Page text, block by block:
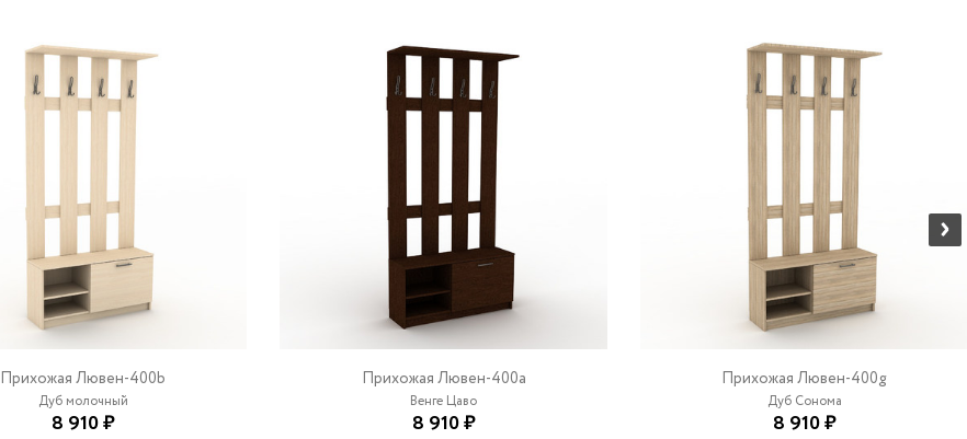
Прихожая Лювен-400b
Дуб молочный
8 910 ₽
Прихожая Лювен-400a
Венге Цаво
8 910 ₽
Прихожая Лювен-400g
Дуб Сонома
8 910 ₽